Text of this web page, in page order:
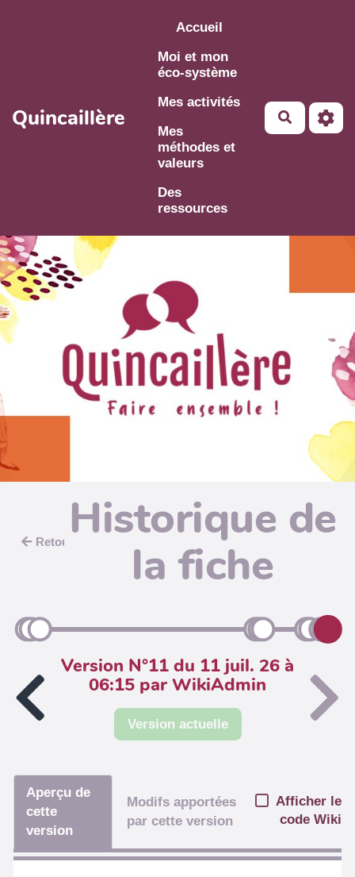
Aller au contenu principal
Quincaillère
Accueil
Moi et mon
éco-système
Mes activités
Mes
méthodes et
valeurs
Des
ressources
Retour Historique de
la fiche
Version N°11 du 11 juil. 26 à
06:15 par WikiAdmin
Version actuelle
Aperçu de
cette
version
Modifs apportées
par cette version
Afficher le
code Wiki